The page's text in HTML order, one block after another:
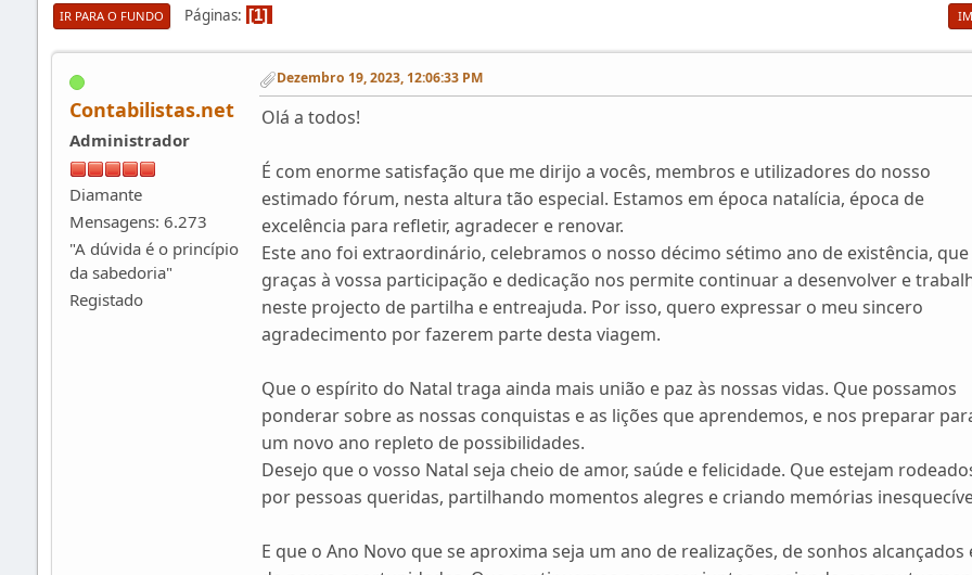
IR PARA O FUNDO Páginas 1
Contabilistas.net
Administrador
Diamante
Mensagens: 6.273
"A dúvida é o princípio
da sabedoria"
Registado
Dezembro 19, 2023, 12:06:33 PM
Olá a todos!
É com enorme satisfação que me dirijo a vocês, membros e utilizadores do nosso
estimado fórum, nesta altura tão especial. Estamos em época natalícia, época de
excelência para refletir, agradecer e renovar.
Este ano foi extraordinário, celebramos o nosso décimo sétimo ano de existência, que
graças à vossa participação e dedicação nos permite continuar a desenvolver e
neste projecto de partilha e entreajuda. Por isso, quero expressar o meu sincero
agradecimento por fazerem parte desta viagem.
Que o espírito do Natal traga ainda mais união e paz às nossas vidas. Que possamos
ponderar sobre as nossas conquistas e as lições que aprendemos, e nos preparar
um novo ano repleto de possibilidades.
Desejo que o vosso Natal seja cheio de amor, saúde e felicidade. Que estejam
por pessoas queridas, partilhando momentos alegres e criando memórias
E que o Ano Novo que se aproxima seja um ano de realizações, de sonhos alcançados